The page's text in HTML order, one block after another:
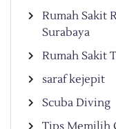
Rumah Sakit
Surabaya
Rumah Sakit
saraf kejepit
Scuba Diving
Tips Memilih